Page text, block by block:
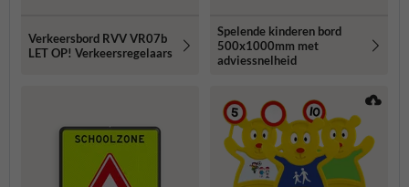
Verkeersbord RVV VR07b
LET OP! Verkeersregelaars
Spelende kinderen bord
500x1000mm met
adviessnelheid